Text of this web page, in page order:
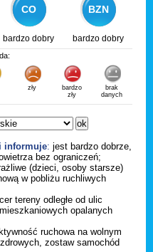
CO BZN
bardzo dobry bardzo dobry
zły
bardzo
zły
brak
danych
informuje: jest bardzo dobrze,
bez ograniczeń;
(dzieci, osoby starsze)
w pobliżu ruchliwych
tereny odległe od ulic
opalanych
ruchowa na wolnym
zostaw samochód